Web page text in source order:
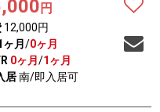
円
12,000円
ヶ月 /0ヶ月
0ヶ月 /1ヶ月
居南/即入居可